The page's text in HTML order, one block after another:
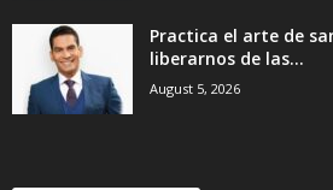
Practica el arte de
liberarnos de las...
August 5, 2026